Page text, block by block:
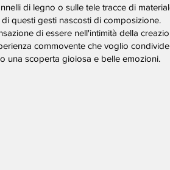
di legno o sulle tele tracce di
questi gesti nascosti di composizione.
di essere nell'intimità della
commovente che voglio
una scoperta gioiosa e belle emozioni.